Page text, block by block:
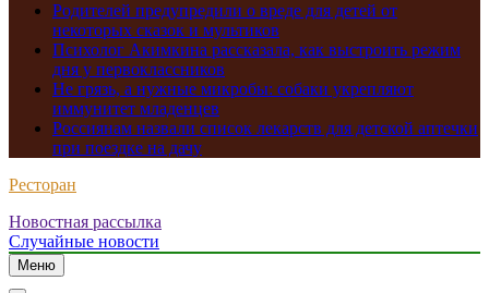
Родителей предупредили о вреде для детей от
некоторых сказок и мультиков
Психолог Акимкина рассказала, как выстроить режим
дня у первоклассников
Не грязь, а нужные микробы: собаки укрепляют
иммунитет младенцев
Россиянам назвали список лекарств для детской аптечки
при поездке на дачу
Ресторан
Новостная рассылка
Случайные новости
Меню